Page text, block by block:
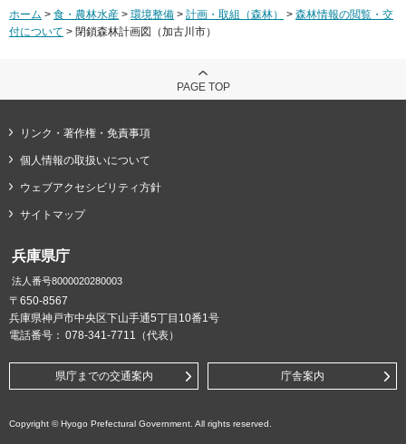
ホーム > 食・農林水産 > 環境整備 > 計画・取組（森林） > 森林情報の閲覧・交
付について > 閉鎖森林計画図（加古川市）
PAGE TOP
リンク・著作権・免責事項
個人情報の取扱いについて
ウェブアクセシビリティ方針
サイトマップ
兵庫県庁
法人番号8000020280003
〒650-8567
兵庫県神戸市中央区下山手通5丁目10番1号
電話番号： 078-341-7711（代表）
県庁までの交通案内 庁舎案内
Copyright © Hyogo Prefectural Government. All rights reserved.